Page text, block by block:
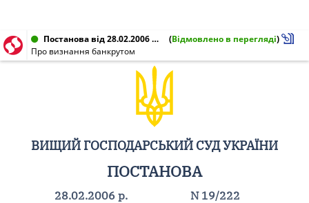
Постанова від 28.02.2006 № 19/222 (Відмовлено в перегляді)
Про визнання банкрутом
ВИЩИЙ ГОСПОДАРСЬКИЙ СУД УКРАЇНИ
ПОСТАНОВА
28.02.2006 р.
N 19/222